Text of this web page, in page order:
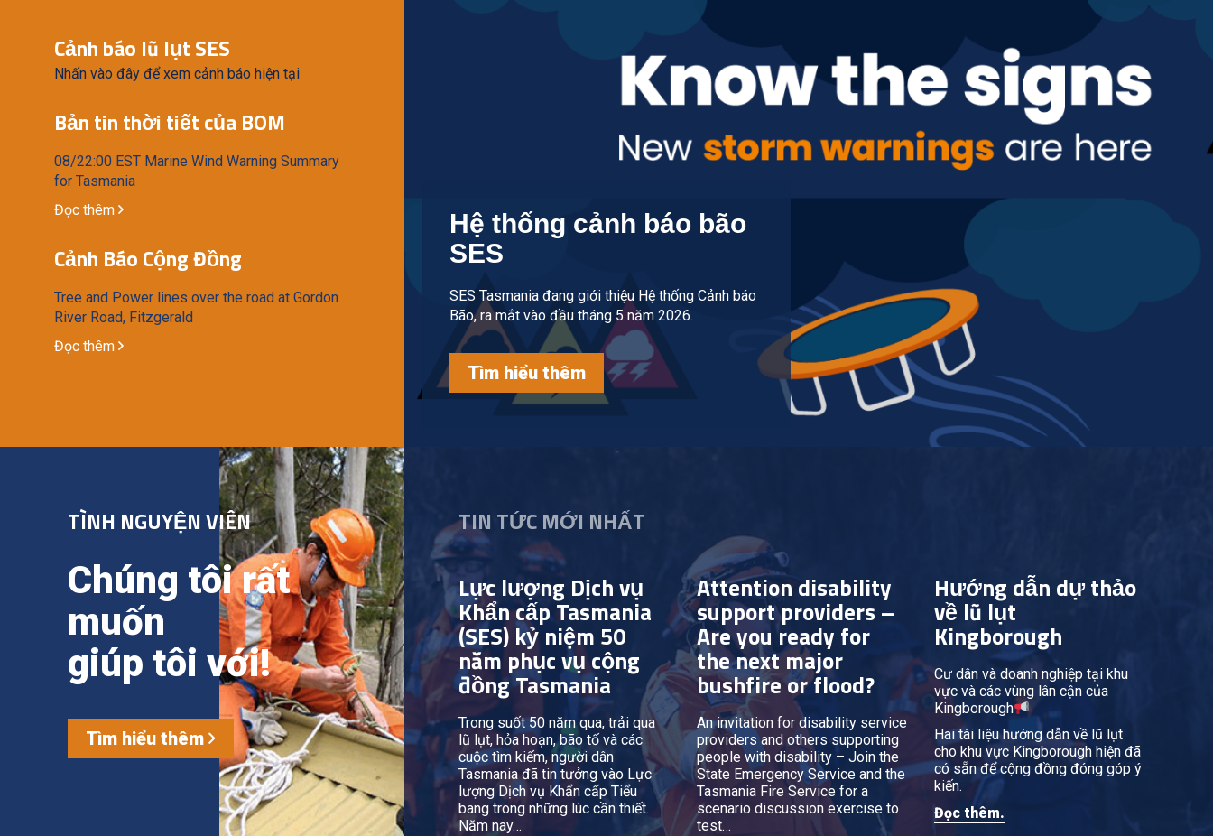
Cảnh báo lũ lụt SES
Nhấn vào đây để xem cảnh báo hiện tại
Bản tin thời tiết của BOM
08/22:00 EST Marine Wind Warning Summary
for Tasmania
Đọc thêm
Cảnh Báo Cộng Đồng
Tree and Power lines over the road at Gordon
River Road, Fitzgerald
Đọc thêm
Hệ thống cảnh báo bão
SES
SES Tasmania đang giới thiệu Hệ thống Cảnh báo
Bão, ra mắt vào đầu tháng 5 năm 2026.
Tìm hiểu thêm
TÌNH NGUYỆN VIÊN
Chúng tôi rất
muốn
giúp tôi với!
Tìm hiểu thêm
TIN TỨC MỚI NHẤT
Lực lượng Dịch vụ
Khẩn cấp Tasmania
(SES) kỷ niệm 50
năm phục vụ cộng
đồng Tasmania
Trong suốt 50 năm qua, trải qua
lũ lụt, hỏa hoạn, bão tố và các
cuộc tìm kiếm, người dân
Tasmania đã tin tưởng vào Lực
lượng Dịch vụ Khẩn cấp Tiểu
bang trong những lúc cần thiết.
Năm nay…
Attention disability
support providers –
Are you ready for
the next major
bushfire or flood?
An invitation for disability service
providers and others supporting
people with disability – Join the
State Emergency Service and the
Tasmania Fire Service for a
scenario discussion exercise to
test…
Hướng dẫn dự thảo
về lũ lụt
Kingborough
Cư dân và doanh nghiệp tại khu
vực và các vùng lân cận của
Kingborough
Hai tài liệu hướng dẫn về lũ lụt
cho khu vực Kingborough hiện đã
có sẵn để cộng đồng đóng góp ý
kiến.
Đọc thêm.